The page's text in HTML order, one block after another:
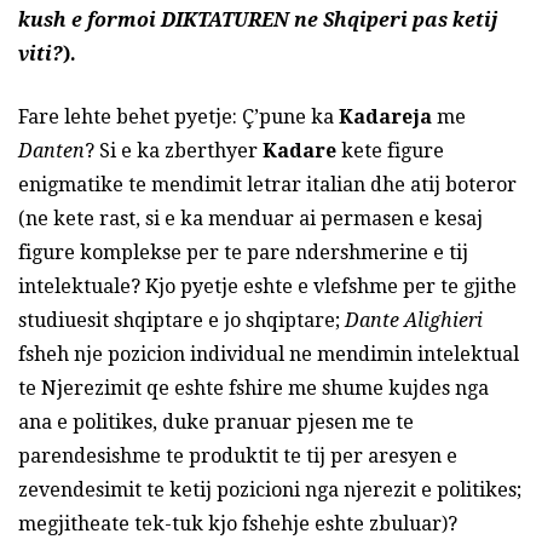
kush e formoi DIKTATUREN ne Shqiperi pas ketij
viti?).
Fare lehte behet pyetje: Ç’pune ka Kadareja me
Danten? Si e ka zberthyer Kadare kete figure
enigmatike te mendimit letrar italian dhe atij boteror
(ne kete rast, si e ka menduar ai permasen e kesaj
figure komplekse per te pare ndershmerine e tij
intelektuale? Kjo pyetje eshte e vlefshme per te gjithe
studiuesit shqiptare e jo shqiptare;Dante Alighieri
fsheh nje pozicion individual ne mendimin intelektual
te Njerezimit qe eshte fshire me shume kujdes nga
ana e politikes, duke pranuar pjesen me te
parendesishme te produktit te tij per aresyen e
zevendesimit te ketij pozicioni nga njerezit e politikes;
megjitheate tek-tuk kjo fshehje eshte zbuluar)?